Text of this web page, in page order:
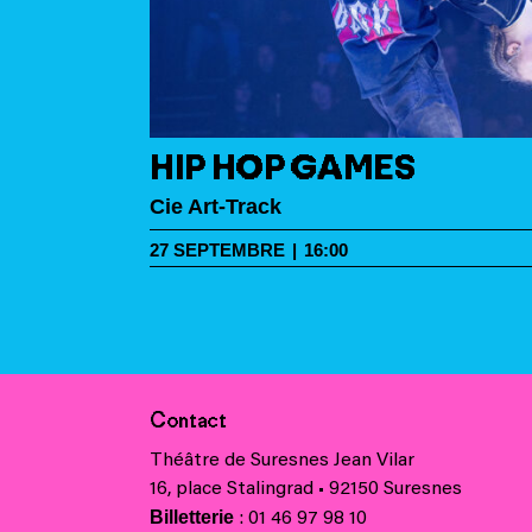
HIP HOP GAMES
Cie Art-Track
27SEPTEMBRE | 16:00
Contact
Théâtre de Suresnes Jean Vilar
16, place Stalingrad • 92150 Suresnes
Billetterie : 01 46 97 98 10